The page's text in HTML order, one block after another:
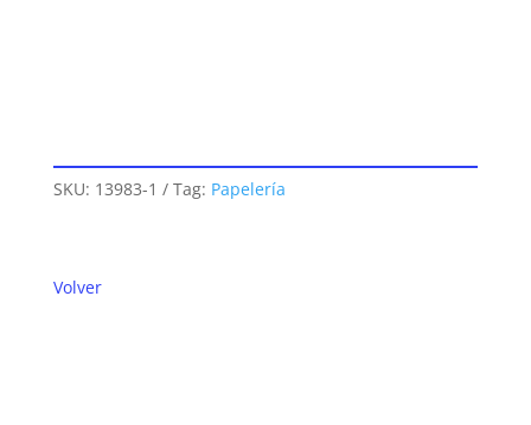
SKU: 13983-1 Tag: Papelería
Volver